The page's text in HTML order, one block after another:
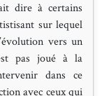
dire à certains
sur lequel
vers un
pas joué à la
dans ce
avec ceux qui